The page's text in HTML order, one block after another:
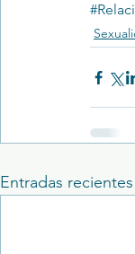
Entradas recientes